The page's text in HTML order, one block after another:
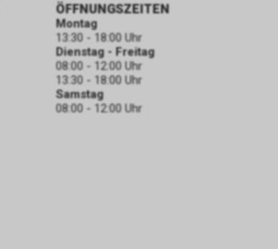
ÖFFNUNGSZEITEN
Montag
13:30 - 18:00 Uhr
Dienstag - Freitag
08:00 - 12:00 Uhr
13:30 - 18:00 Uhr
Samstag
08:00 - 12:00 Uhr